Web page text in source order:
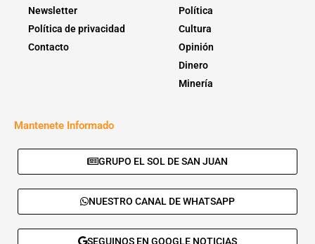
Newsletter
Política de privacidad
Contacto
Política
Cultura
Opinión
Dinero
Minería
Mantenete Informado
GRUPO EL SOL DE SAN JUAN
NUESTRO CANAL DE WHATSAPP
SEGUINOS EN GOOGLE NOTICIAS